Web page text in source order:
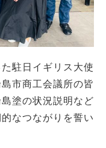
駐日イギリス大使
市商工会議所の皆
塗の状況説明など
なつながりを誓い